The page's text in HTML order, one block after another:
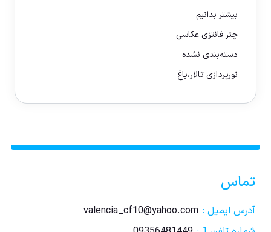
بیشتر بدانیم
چتر فانتزی عکاسی
دسته‌بندی نشده
نورپردازی تالار،باغ
تماس
آدرس ایمیل : valencia_cf10@yahoo.com